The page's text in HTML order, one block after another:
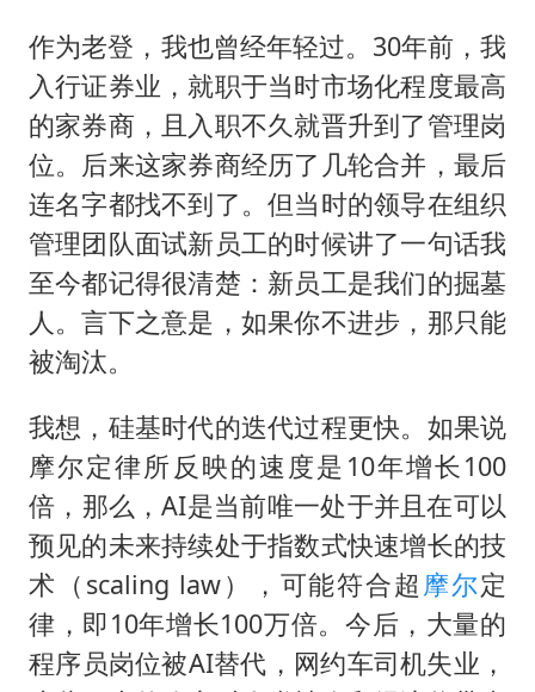
作为老登，我也曾经年轻过。30年前，我
入行证券业，就职于当时市场化程度最高
的家券商，且入职不久就晋升到了管理岗
位。后来这家券商经历了几轮合并，最后
连名字都找不到了。但当时的领导在组织
管理团队面试新员工的时候讲了一句话我
至今都记得很清楚：新员工是我们的掘墓
人。言下之意是，如果你不进步，那只能
被淘汰。
我想，硅基时代的迭代过程更快。如果说
摩尔定律所反映的速度是10年增长100
倍，那么，AI是当前唯一处于并且在可以
预见的未来持续处于指数式快速增长的技
术（scaling law），可能符合超 摩尔定
律，即10年增长100万倍。今后，大量的
程序员岗位被AI替代，网约车司机失业，